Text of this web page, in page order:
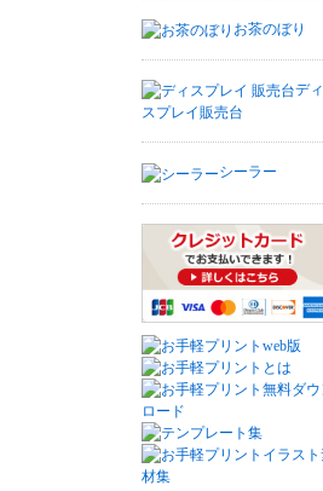
お茶のぼり
ディ
スプレイ販売台
シーラー